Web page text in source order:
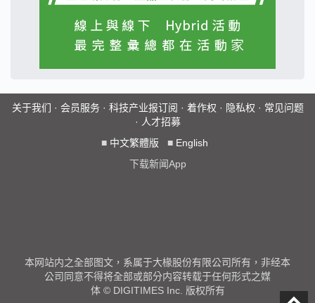
关于我们 · 会员服务· 科技产业报订阅 · 着作权 · 隐私权 · 常见问题
· 人才招募
■ 中文繁體版 ■ English
下载新闻App
本网站内之全部图文，系属于大椽股份有限公司所有，非经本
公司同意不得将全部或部分内容转载于任何形式之媒
体 © DIGITIMES Inc. 版权所有